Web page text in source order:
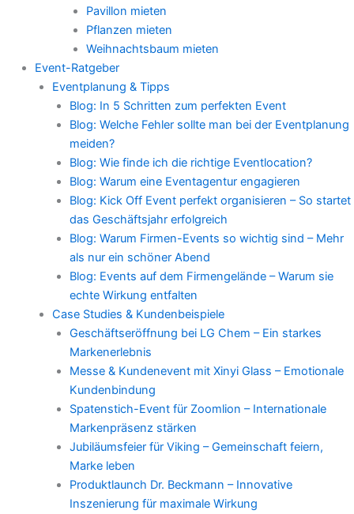
Pavillon mieten
Pflanzen mieten
Weihnachtsbaum mieten
Event-Ratgeber
Eventplanung & Tipps
Blog: In 5 Schritten zum perfekten Event
Blog: Welche Fehler sollte man bei der Eventplanung
meiden?
Blog: Wie finde ich die richtige Eventlocation?
Blog: Warum eine Eventagentur engagieren
Blog: Kick Off Event perfekt organisieren – So startet
das Geschäftsjahr erfolgreich
Blog: Warum Firmen-Events so wichtig sind – Mehr
als nur ein schöner Abend
Blog: Events auf dem Firmengelände – Warum sie
echte Wirkung entfalten
Case Studies & Kundenbeispiele
Geschäftseröffnung bei LG Chem – Ein starkes
Markenerlebnis
Messe & Kundenevent mit Xinyi Glass – Emotionale
Kundenbindung
Spatenstich-Event für Zoomlion – Internationale
Markenpräsenz stärken
Jubiläumsfeier für Viking – Gemeinschaft feiern,
Marke leben
Produktlaunch Dr. Beckmann – Innovative
Inszenierung für maximale Wirkung